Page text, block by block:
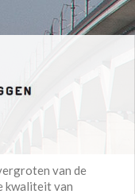
van de
kwaliteit van